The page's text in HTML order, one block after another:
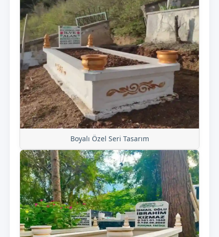
Boyalı Özel Seri Tasarım